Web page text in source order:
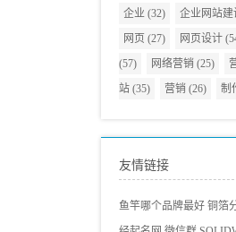
企业 (32) 企业网站建
网页 (27) 网页设计
(57)
网络营销 (25)
站 (35) 营销 (26) 制
友情链接
鱼竿哪个品牌最好 铜箔